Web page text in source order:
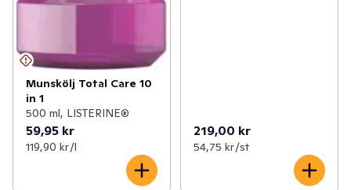
Munskölj Total Care 10
in 1
500 ml, LISTERINE®
59,95 kr
119,90 kr /l
219,00 kr
54,75 kr /st